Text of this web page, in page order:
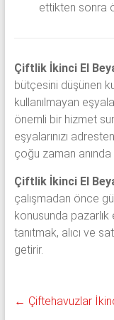
ettikten sonra
Çiftlik İkinci El
bütçesini düşünen
kullanılmayan
önemli bir hizmet
eşyalarınızı
çoğu zaman
Çiftlik İkinci El
çalışmadan önce
konusunda
tanıtmak, alıcı ve
getirir.
← Çiftehavuzlar